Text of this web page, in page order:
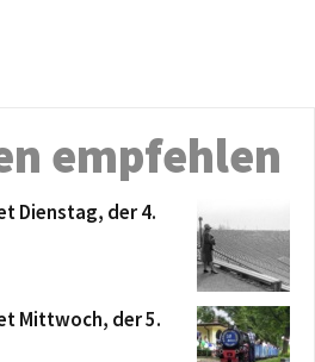
empfehlen
Dienstag, der 4.
Mittwoch, der 5.